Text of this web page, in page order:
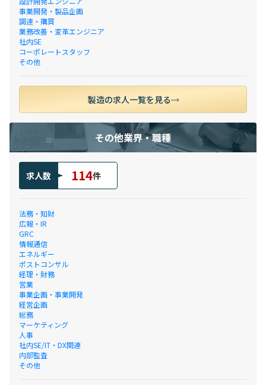
事業開発・製品企画
調達・購買
業務改善・変革エンジニア
社内SE
コーポレートスタッフ
その他
製造の求人一覧を見る
その他業界・職種
求人数 114件
法務・知財
広報・IR
GRC
情報通信
エネルギー
ポストコンサル
経理・財務
営業
事業企画・事業開発
経営企画
総務
マーケティング
人事
社内SE/IT・DX関連
内部監査
その他